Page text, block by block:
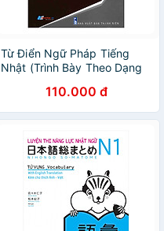
Từ Điển Ngữ Pháp Tiếng
Nhật (Trình Bày Theo Dạng
110.000 đ